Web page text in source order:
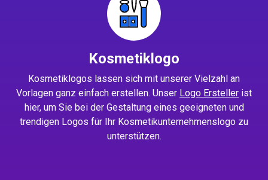
Kosmetiklogo
Kosmetiklogos lassen sich mit unserer Vielzahl an
Vorlagen ganz einfach erstellen. Unser Logo Ersteller ist
hier, um Sie bei der Gestaltung eines geeigneten und
trendigen Logos für Ihr Kosmetikunternehmenslogo zu
unterstützen.